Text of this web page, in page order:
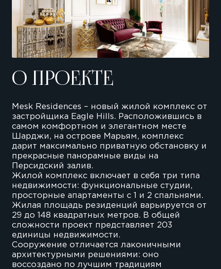
О ПРОЕКТЕ
Mesk Residences – новый жилой комплекс от
застройщика Eagle Hills. Расположившись в
самом комфортном и элегантном месте
Шарджи, на острове Марьям, комплекс
дарит максимально приватную обстановку и
прекрасные панорамные виды на
Персидский залив.
Жилой комплекс включает в себя три типа
недвижимости: функциональные студии,
просторные апартаменты с 1 и 2 спальнями.
Жилая площадь резиденций варьируется от
29 до 148 квадратных метров. В общей
сложности проект представляет 203
единицы недвижимости.
Сооружение отличается лаконичными
архитектурными решениями: оно
воссоздано по лучшим традициям